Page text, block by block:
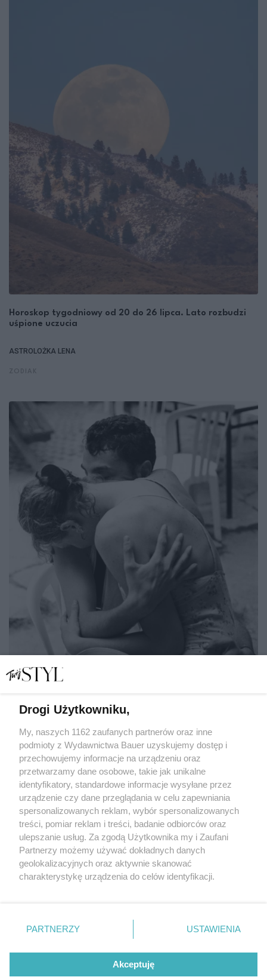
Horoskop tygodniowy od 20 do 26 lipca. Lato rozbudzi
uśpione uczucia
ASTROLOŻKA LENA
potrafią budzić pożądanie
ASTROLOŻKA LENA
ZODIAK
POLITYKA PRYWATNOŚCI
Drogi Użytkowniku,
My, naszych 1162 zaufanych partnerów oraz inne
podmioty z Wydawnictwa Bauer uzyskujemy dostęp i
przechowujemy informacje na urządzeniu oraz
przetwarzamy dane osobowe, takie jak unikalne
identyfikatory, standardowe informacje wysyłane przez
urządzenie czy dane przeglądania w celu zapewniania
spersonalizowanych reklam, wybór spersonalizowanych
treści, pomiar reklam i treści, badanie odbiorców oraz
ulepszanie usług. Za zgodą Użytkownika my i Zaufani
Partnerzy możemy używać dokładnych danych
geolokalizacyjnych oraz aktywnie skanować
charakterystykę urządzenia do celów identyfikacji.
zmienić/wycofać klikając przycisk ustawień prywatności
znajdujący się w lewym dolnym rogu strony
rodzaje przetwarzania danych nie wymagają zgody
użytkownika, ale masz prawo sprzeciwić się takiemu
PARTNERZY USTAWIENIA
Akceptuję